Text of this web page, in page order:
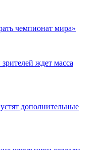
чемпионат мира»
ждет масса
дополнительные